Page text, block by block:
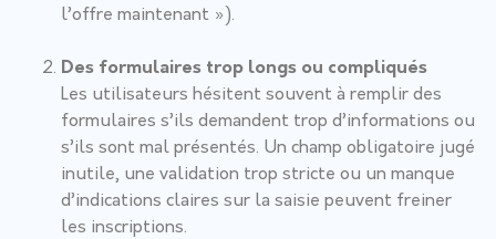
l’offre maintenant »).
Des formulaires trop longs ou compliqués
Les utilisateurs hésitent souvent à remplir des
formulaires s’ils demandent trop d’informations ou
s’ils sont mal présentés. Un champ obligatoire jugé
inutile, une validation trop stricte ou un manque
d’indications claires sur la saisie peuvent freiner
les inscriptions.